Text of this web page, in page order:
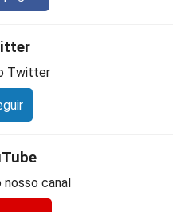
Twitter
nosso canal